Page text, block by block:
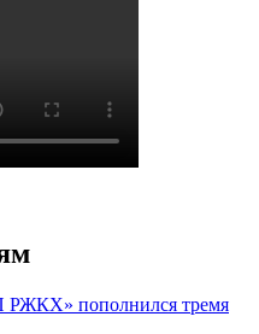
РЖКХ» пополнился тремя